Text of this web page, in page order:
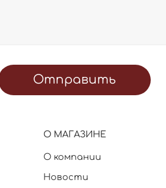
Отправить
О МАГАЗИНЕ
О компании
Новости